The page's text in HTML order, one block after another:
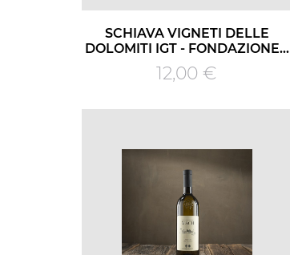
SCHIAVA VIGNETI DELLE
DOLOMITI IGT - FONDAZIONE...
Prezzo
12,00 €